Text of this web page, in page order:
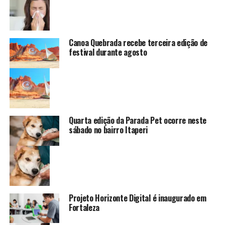
Canoa Quebrada recebe terceira edição de
festival durante agosto
Quarta edição da Parada Pet ocorre neste
sábado no bairro Itaperi
Projeto Horizonte Digital é inaugurado em
Fortaleza